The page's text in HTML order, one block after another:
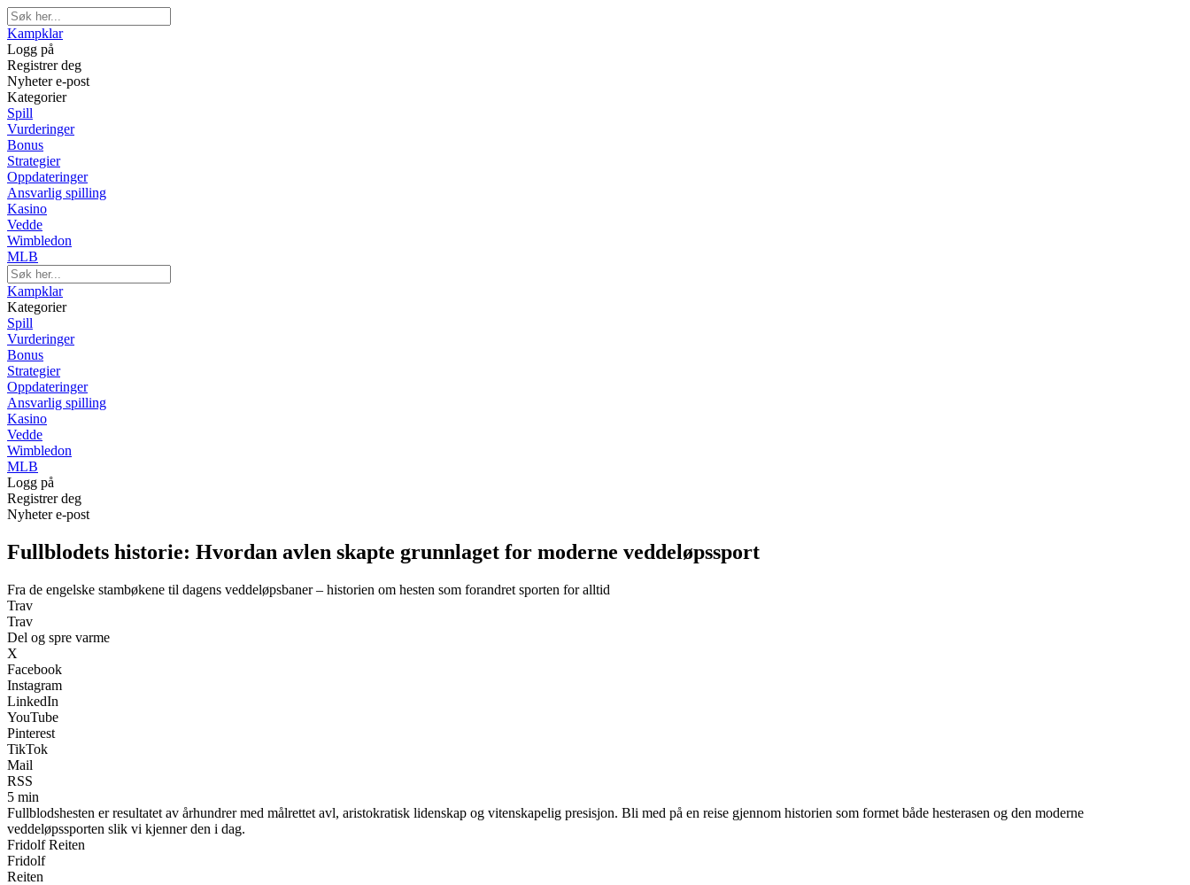
Kampklar
Logg på
Registrer deg
Nyheter e-post
Kategorier
Spill
Vurderinger
Bonus
Strategier
Oppdateringer
Ansvarlig spilling
Kasino
Vedde
Wimbledon
MLB
Kampklar
Kategorier
Spill
Vurderinger
Bonus
Strategier
Oppdateringer
Ansvarlig spilling
Kasino
Vedde
Wimbledon
MLB
Logg på
Registrer deg
Nyheter e-post
Fullblodets historie: Hvordan avlen skapte grunnlaget for moderne veddeløpssport
Fra de engelske stambøkene til dagens veddeløpsbaner – historien om hesten som forandret sporten for alltid
Trav
Trav
Del og spre varme
X
Facebook
Instagram
LinkedIn
YouTube
Pinterest
TikTok
Mail
RSS
5 min
Fullblodshesten er resultatet av århundrer med målrettet avl, aristokratisk lidenskap og vitenskapelig presisjon. Bli med på en reise gjennom historien som formet både hesterasen og den moderne
veddeløpssporten slik vi kjenner den i dag.
Fridolf Reiten
Fridolf
Reiten